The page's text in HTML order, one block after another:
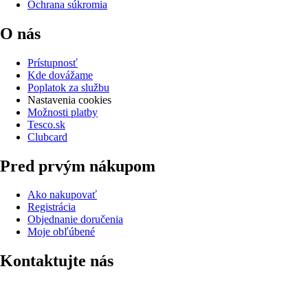
Ochrana súkromia
O nás
Prístupnosť
Kde dovážame
Poplatok za službu
Nastavenia cookies
Možnosti platby
Tesco.sk
Clubcard
Pred prvým nákupom
Ako nakupovať
Registrácia
Objednanie doručenia
Moje obľúbené
Kontaktujte nás